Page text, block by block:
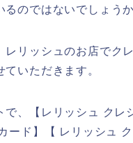
のではないでしょう
レリッシュのお店でク
いただきます。
で、【レリッシュ ク
ド】【 レリッシュ